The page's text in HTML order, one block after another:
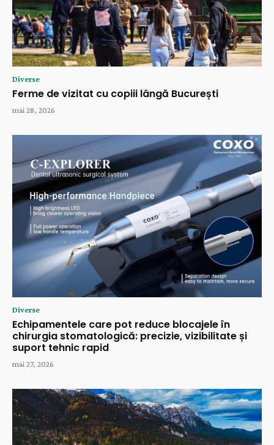
Diverse
Ferme de vizitat cu copiii lângă București
mai 28, 2026
Diverse
Echipamentele care pot reduce blocajele în
chirurgia stomatologică: precizie, vizibilitate și
suport tehnic rapid
mai 27, 2026